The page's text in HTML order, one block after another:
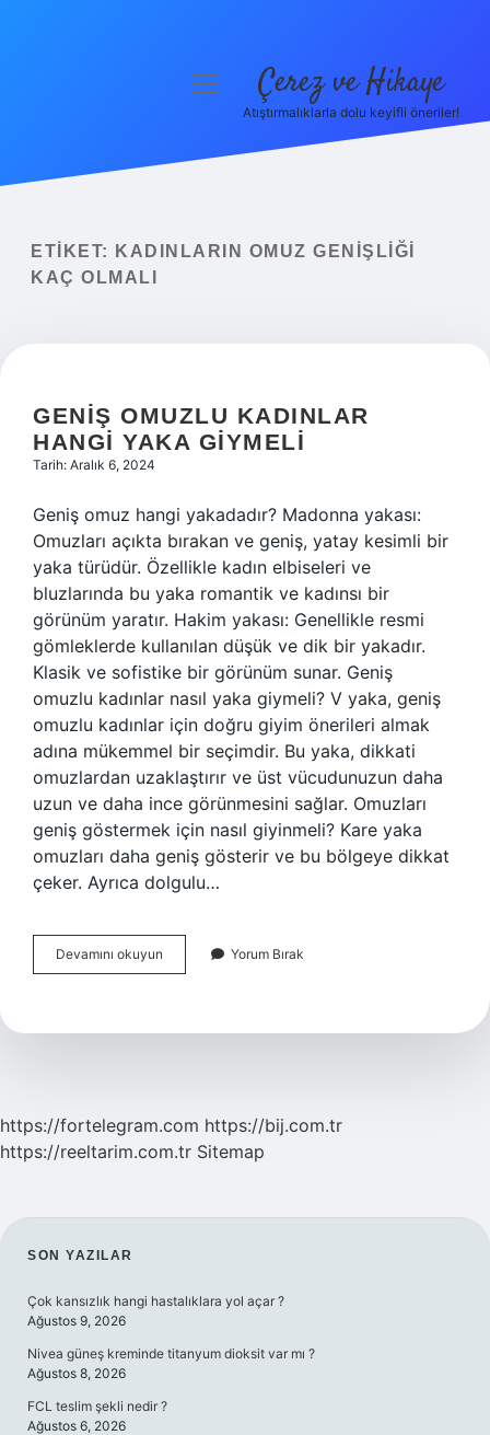
Yasal Uyarı
menüyü Çerez ve Hikaye
Atıştırmalıklarla dolu keyifli öneriler!
ETIKET:
KADINLARIN OMUZ GENIŞLIĞI
KAÇ OLMALI
GENIŞ OMUZLU KADINLAR
HANGI YAKA GIYMELI
Tarih: Aralık 6, 2024
Geniş omuz hangi yakadadır? Madonna yakası:
Omuzları açıkta bırakan ve geniş, yatay kesimli bir
yaka türüdür. Özellikle kadın elbiseleri ve
bluzlarında bu yaka romantik ve kadınsı bir
görünüm yaratır. Hakim yakası: Genellikle resmi
gömleklerde kullanılan düşük ve dik bir yakadır.
Klasik ve sofistike bir görünüm sunar. Geniş
omuzlu kadınlar nasıl yaka giymeli? V yaka, geniş
omuzlu kadınlar için doğru giyim önerileri almak
adına mükemmel bir seçimdir. Bu yaka, dikkati
omuzlardan uzaklaştırır ve üst vücudunuzun daha
uzun ve daha ince görünmesini sağlar. Omuzları
geniş göstermek için nasıl giyinmeli? Kare yaka
omuzları daha geniş gösterir ve bu bölgeye dikkat
çeker. Ayrıca dolgulu…
Devamını okuyun
Omuzlu
Yaka
Yorum Bırak
https://fortelegram.com https://bij.com.tr
https://reeltarim.com.tr Sitemap
SIDEBAR
SON YAZILAR
Çok kansızlık hangi hastalıklara yol açar ?
Ağustos 9, 2026
Nivea güneş kreminde titanyum dioksit var mı ?
Ağustos 8, 2026
FCL teslim şekli nedir ?
Ağustos 6, 2026